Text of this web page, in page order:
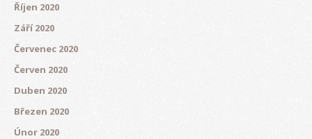
Říjen 2020
Září 2020
Červenec 2020
Červen 2020
Duben 2020
Březen 2020
Únor 2020